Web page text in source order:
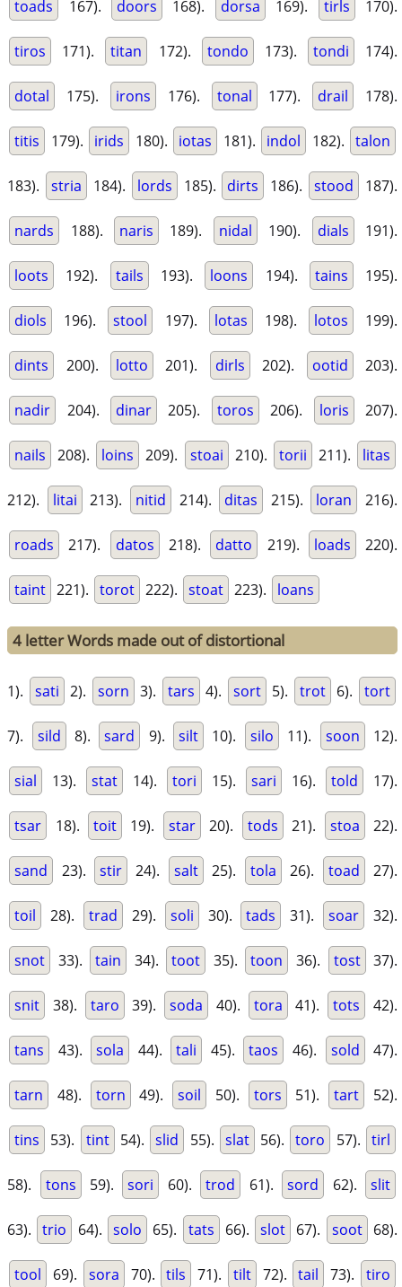
toads 167). doors 168). dorsa 169). tirls 170).
tiros 171). titan 172). tondo 173). tondi 174).
dotal 175). irons 176). tonal 177). drail 178).
titis 179). irids 180). iotas 181). indol 182). talon
183). stria 184). lords 185). dirts 186). stood 187).
nards 188). naris 189). nidal 190). dials 191).
loots 192). tails 193). loons 194). tains 195).
diols 196). stool 197). lotas 198). lotos 199).
dints 200). lotto 201). dirls 202). ootid 203).
nadir 204). dinar 205). toros 206). loris 207).
nails 208). loins 209). stoai 210). torii 211). litas
212). litai 213). nitid 214). ditas 215). loran 216).
roads 217). datos 218). datto 219). loads 220).
taint 221). torot 222). stoat 223). loans
4 letter Words made out of distortional
1). sati 2). sorn 3). tars 4). sort 5). trot 6). tort
7). sild 8). sard 9). silt 10). silo 11). soon 12).
sial 13). stat 14). tori 15). sari 16). told 17).
tsar 18). toit 19). star 20). tods 21). stoa 22).
sand 23). stir 24). salt 25). tola 26). toad 27).
toil 28). trad 29). soli 30). tads 31). soar 32).
snot 33). tain 34). toot 35). toon 36). tost 37).
snit 38). taro 39). soda 40). tora 41). tots 42).
tans 43). sola 44). tali 45). taos 46). sold 47).
tarn 48). torn 49). soil 50). tors 51). tart 52).
tins 53). tint 54). slid 55). slat 56). toro 57). tirl
58). tons 59). sori 60). trod 61). sord 62). slit
63). trio 64). solo 65). tats 66). slot 67). soot 68).
tool 69). sora 70). tils 71). tilt 72). tail 73). tiro